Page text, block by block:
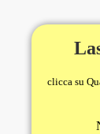
clicca su